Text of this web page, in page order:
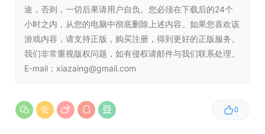
最低配置:
操作系统:Windows 10
处理器:Intel Core i5-7400 CPU @ 3.00GHz ;
显卡: NVIDIA GForce GTX 1050
途，否则，一切后果请用户自负。您必须在下载后的24个
小时之内，从您的电脑中彻底删除上述内容。如果您喜欢该
游戏内容，请支持正版，购买注册，得到更好的正版服务。
我们非常重视版权问题，如有侵权请邮件与我们联系处理。
E-mail：xiazaing@gmail.com
0